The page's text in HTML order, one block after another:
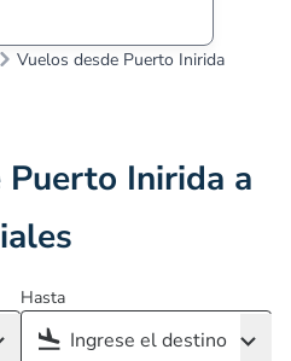
Vuelos desde Puerto Inirida
Inirida a
Hasta